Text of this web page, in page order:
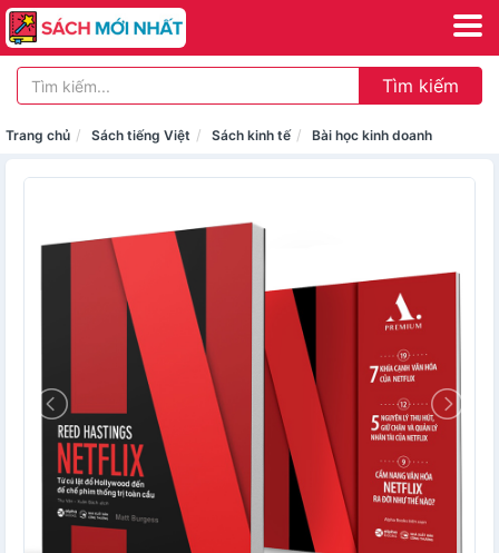
Tìm kiếm
Trang chủ Sách tiếng Việt Sách kinh tế Bài học kinh doanh